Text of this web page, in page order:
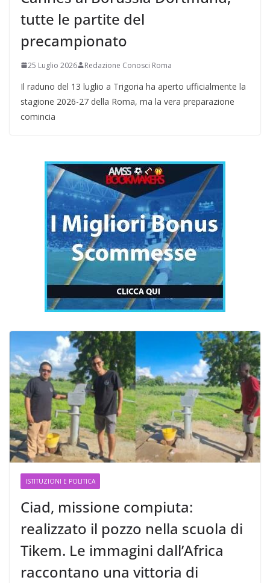
tutte le partite del
precampionato
25 Luglio 2026 Redazione Conosci Roma
Il raduno del 13 luglio a Trigoria ha aperto ufficialmente la
stagione 2026-27 della Roma, ma la vera preparazione
comincia
ISTITUZIONI E POLITICA
Ciad, missione compiuta:
realizzato il pozzo nella scuola di
Tikem. Le immagini dall’Africa
raccontano una vittoria di